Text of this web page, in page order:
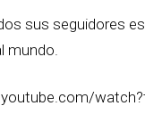
sus seguidores
mundo.